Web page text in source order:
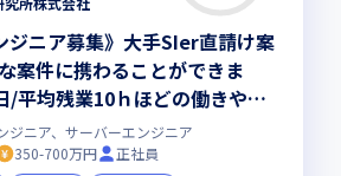
ジニア募集》大手SIer直請け案
案件に携わることができま
/平均残業10ｈほどの働きやす
ジニア、サーバーエンジニア
350-700万円
正社員